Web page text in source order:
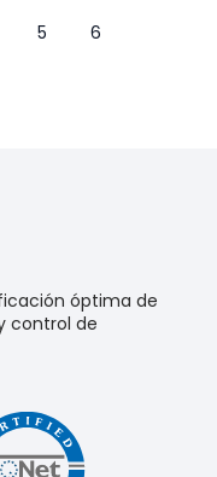
5 6
óptima de
control de